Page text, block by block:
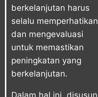
berkelanjutan harus
selalu memperhatikan
dan mengevaluasi
untuk memastikan
peningkatan yang
berkelanjutan.
Dalam hal ini, disusun